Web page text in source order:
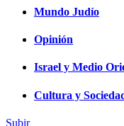
Mundo Judío
Opinión
Israel y Medio
Cultura y
Subir